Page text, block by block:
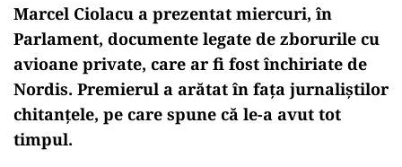
Marcel Ciolacu a prezentat miercuri, în
Parlament, documente legate de zborurile cu
avioane private, care ar fi fost închiriate de
Nordis. Premierul a arătat în fața jurnaliștilor
chitanțele, pe care spune că le-a avut tot
timpul.